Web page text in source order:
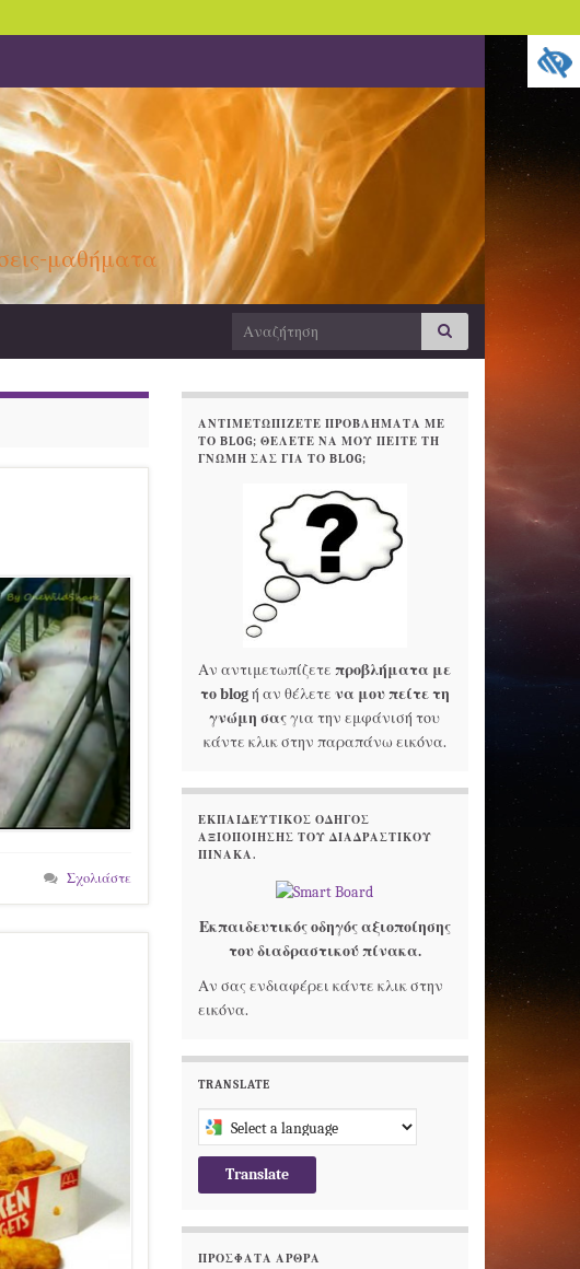
μαθήματα
for:
Αναζήτηση
Σχολιάστε
ΑΝΤΙΜΕΤΩΠΊΖΕΤΕ ΠΡΟΒΛΉΜΑΤΑ ΜΕ
ΤΟ BLOG; ΘΈΛΕΤΕ ΝΑ ΜΟΥ ΠΕΊΤΕ ΤΗ
ΓΝΏΜΗ ΣΑΣ ΓΙΑ ΤΟ BLOG;
Αν αντιμετωπίζετεπροβλήματα με
το blogή αν θέλετε να μου πείτε τη
γνώμη σαςγια την εμφάνισή του
κάντε κλικ στην παραπάνω εικόνα.
ΕΚΠΑΙΔΕΥΤΙΚΌΣ ΟΔΗΓΌΣ
ΑΞΙΟΠΟΊΗΣΗΣ ΤΟΥ ΔΙΑΔΡΑΣΤΙΚΟΎ
ΠΊΝΑΚΑ.
Εκπαιδευτικός οδηγός αξιοποίησης
του διαδραστικού πίνακα.
Αν σας ενδιαφέρει κάντε κλικ στην
εικόνα.
TRANSLATE
Select a language to translate this page
Translate
ΠΡΌΣΦΑΤΑ ΆΡΘΡΑ